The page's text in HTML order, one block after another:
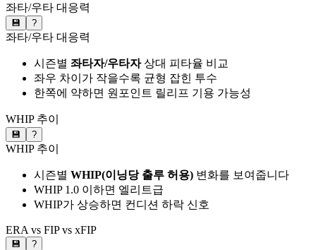
좌타/우타 대응력
💾 ?
좌타/우타 대응력
시즌별 좌타자/우타자상대 피타율 비교
좌우 차이가 작을수록 균형 잡힌 투수
한쪽에 약하면 원포인트 릴리프 기용 가능성
WHIP 추이
💾 ?
WHIP 추이
시즌별 WHIP(이닝당 출루 허용) 변화를 보여줍니다
WHIP 1.0 이하면 엘리트급
WHIP가 상승하면 컨디션 하락 신호
ERA vs FIP vs xFIP
💾 ?